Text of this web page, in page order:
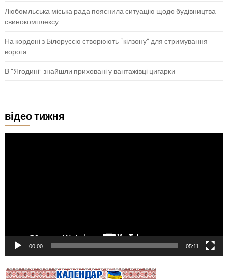
Любомльська міська рада пояснила ситуацію щодо будівництва
свинокомплексу
На кордоні з Білоруссю створюють “кілзону” для стримування
ворога
В “Ягодині” знайшли приховані у вантажівці цигарки
відео тижня
00:00 05:11